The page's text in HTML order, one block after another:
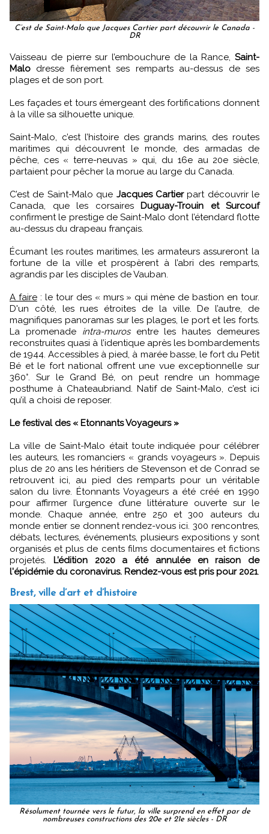
C’est de Saint-Malo que Jacques Cartier part découvrir le Canada -
DR
Vaisseau de pierre sur l’embouchure de la Rance, Saint-
Malo dresse fièrement ses remparts au-dessus de ses
plages et de son port.
Les façades et tours émergeant des fortifications donnent
à la ville sa silhouette unique.
Saint-Malo, c’est l’histoire des grands marins, des routes
maritimes qui découvrent le monde, des armadas de
pêche, ces « terre-neuvas » qui, du 16e au 20e siècle,
partaient pour pêcher la morue au large du Canada.
C’est de Saint-Malo que Jacques Cartierpart découvrir le
Canada, que les corsaires Duguay-Trouin et Surcouf
confirment le prestige de Saint-Malo dont l’étendard flotte
au-dessus du drapeau français.
Écumant les routes maritimes, les armateurs assureront la
fortune de la ville et prospèrent à l’abri des remparts,
agrandis par les disciples de Vauban.
A faire: le tour des « murs » qui mène de bastion en tour.
D'un côté, les rues étroites de la ville. De l’autre, de
magnifiques panoramas sur les plages, le port et les forts.
La promenade intra-murosentre les hautes demeures
reconstruites quasi à l’identique après les bombardements
de 1944. Accessibles à pied, à marée basse, le fort du Petit
Bé et le fort national offrent une vue exceptionnelle sur
360°. Sur le Grand Bé, on peut rendre un hommage
posthume à Chateaubriand. Natif de Saint-Malo, c’est ici
qu’il a choisi de reposer.
Le festival des « Etonnants Voyageurs »
La ville de Saint-Malo était toute indiquée pour célébrer
les auteurs, les romanciers « grands voyageurs ». Depuis
plus de 20 ans les héritiers de Stevenson et de Conrad se
retrouvent ici, au pied des remparts pour un véritable
salon du livre. Étonnants Voyageurs a été créé en 1990
pour affirmer l’urgence d’une littérature ouverte sur le
monde. Chaque année, entre 250 et 300 auteurs du
monde entier se donnent rendez-vous ici. 300 rencontres,
débats, lectures, événements, plusieurs expositions y sont
organisés et plus de cents films documentaires et fictions
projetés. L’édition 2020 a été annulée en raison de
l'épidémie du coronavirus. Rendez-vous est pris pour 2021.
Brest, ville d’art et d’histoire
Résolument tournée vers le futur, la ville surprend en effet par de
nombreuses constructions des 20e et 21e siècles - DR